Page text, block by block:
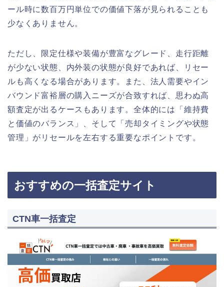
ール時に数百万円単位での価値下落が見られることも
少なくありません。
ただし、限定仕様や装備が豊富なグレード、走行距離
が少ない状態、内外装の状態が良好であれば、リセー
ルも高くなる場合があります。また、法人需要やイン
バウンド富裕層の購入ニーズが合致すれば、思わぬ高
額査定が出るケースもあります。全体的には「維持費
と価値のバランス」、そして「売却タイミングや状態
管理」がリセールを左右する重要なポイントです。
おすすめの一括査定サイト
CTN車一括査定